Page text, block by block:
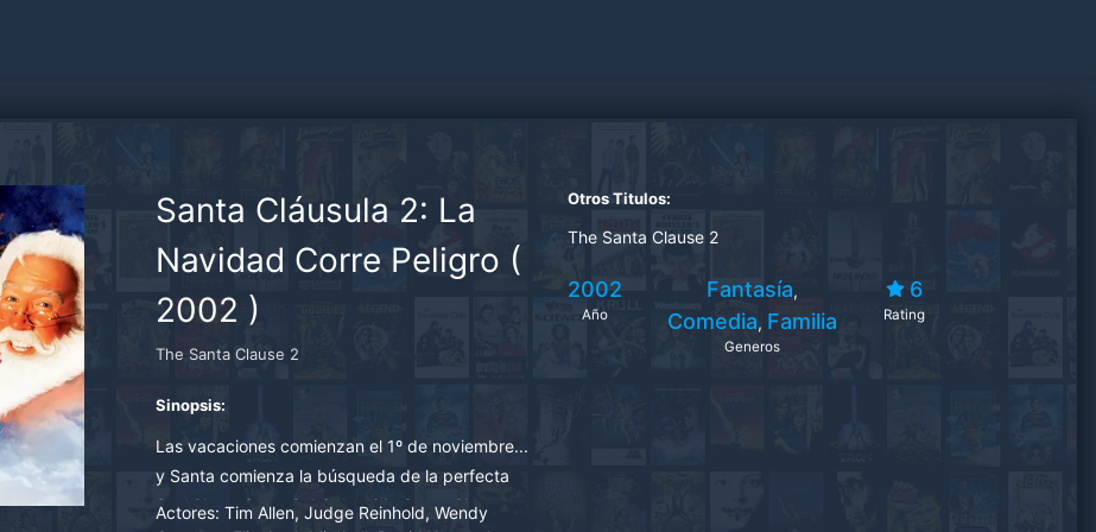
Santa Cláusula 2: La
Navidad Corre Peligro (
2002 )
The Santa Clause 2
Sinopsis:
Las vacaciones comienzan el 1º de noviembre...
y Santa comienza la búsqueda de la perfecta
Sra. Claus. Scott Calvin ha sido Santa Claus
Actores: Tim Allen, Judge Reinhold, Wendy
Otros Titulos:
The Santa Clause 2
2002
Año
Fantasía,
Comedia, Familia
Generos
6
Rating